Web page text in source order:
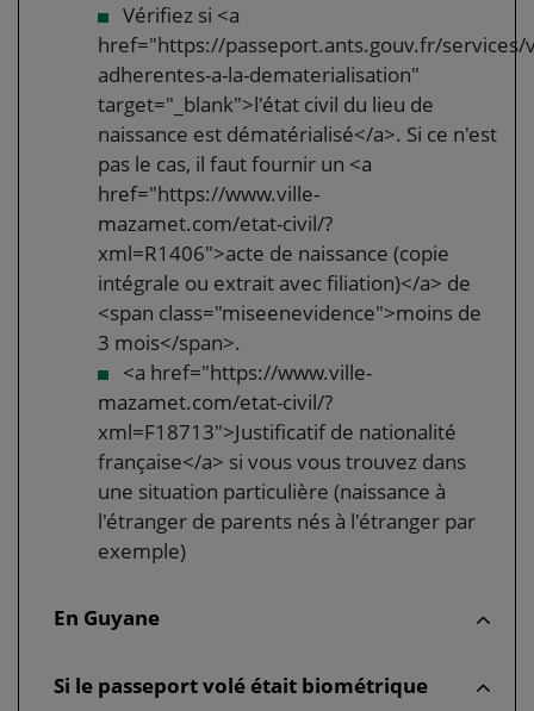
Vérifiez si <a
href="https://passeport.ants.gouv.fr/services/
adherentes-a-la-dematerialisation"
target="_blank">l'état civil du lieu de
naissance est dématérialisé</a>. Si ce n'est
pas le cas, il faut fournir un <a
href="https://www.ville-
mazamet.com/etat-civil/?
xml=R1406">acte de naissance (copie
intégrale ou extrait avec filiation)</a> de
<span class="miseenevidence">moins de
3 mois</span>.
<a href="https://www.ville-
mazamet.com/etat-civil/?
xml=F18713">Justificatif de nationalité
française</a> si vous vous trouvez dans
une situation particulière (naissance à
l'étranger de parents nés à l'étranger par
exemple)
En Guyane
Si le passeport volé était biométrique